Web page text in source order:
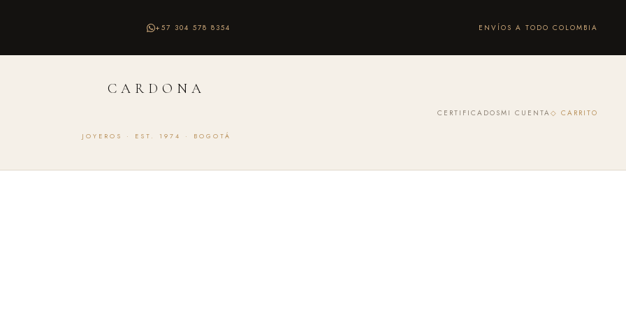
+57 304 578 8354 ENVÍOS A TODO COLOMBIA
CARDONA
JOYEROS · EST. 1974 · BOGOTÁ
CERTIFICADOSMI CUENTA◇ CARRITO